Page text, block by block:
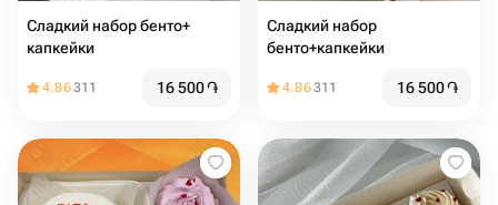
Сладкий набор бенто+
капкейки
4.86311 16 500֏
Сладкий набор
бенто+капкейки
4.86311 16 500֏